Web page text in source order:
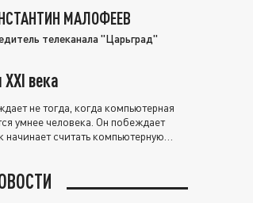
МАЛОФЕЕВ
телеканала "Царьград"
века
не тогда, когда компьютерная
умнее человека. Он побеждает
начинает считать компьютерную